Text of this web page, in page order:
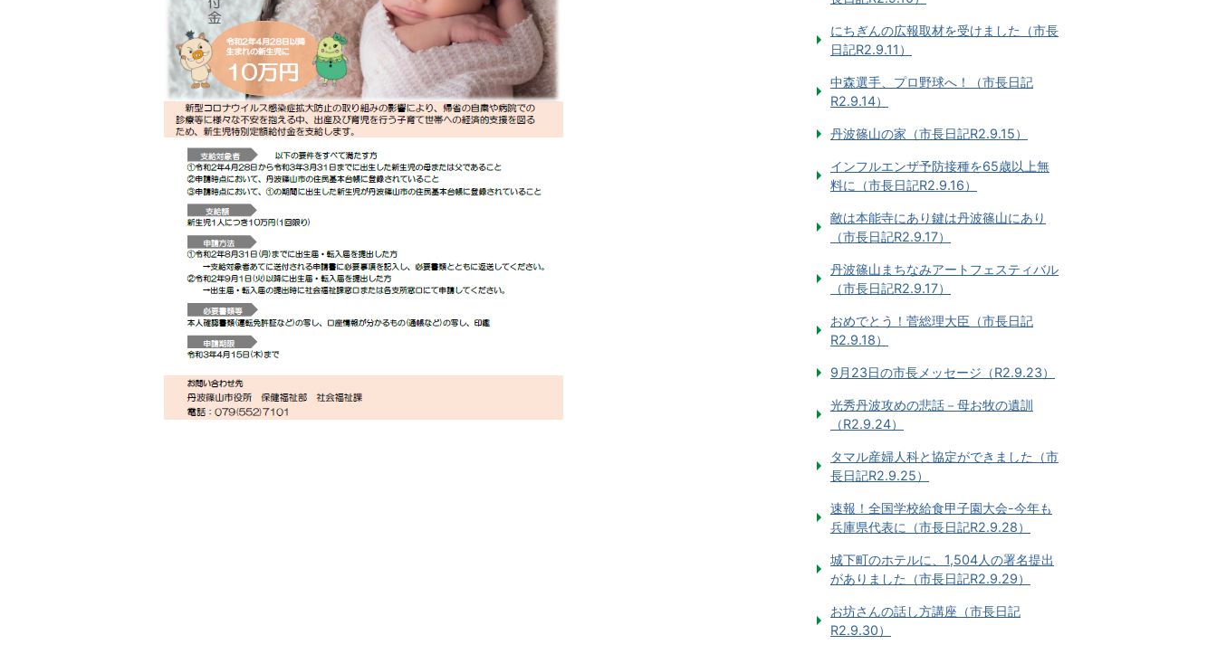
にちぎんの広報取材を受けました（市長
日記R2.9.11）
中森選手、プロ野球へ！（市長日記
R2.9.14）
丹波篠山の家（市長日記R2.9.15）
インフルエンザ予防接種を65歳以上無
料に（市長日記R2.9.16）
敵は本能寺にあり鍵は丹波篠山にあり
（市長日記R2.9.17）
丹波篠山まちなみアートフェスティバル
（市長日記R2.9.17）
おめでとう！菅総理大臣（市長日記
R2.9.18）
9月23日の市長メッセージ（R2.9.23）
光秀丹波攻めの悲話－母お牧の遺訓
（R2.9.24）
タマル産婦人科と協定ができました（市
長日記R2.9.25）
速報！全国学校給食甲子園大会-今年も
兵庫県代表に（市長日記R2.9.28）
城下町のホテルに、1,504人の署名提出
がありました（市長日記R2.9.29）
お坊さんの話し方講座（市長日記
R2.9.30）